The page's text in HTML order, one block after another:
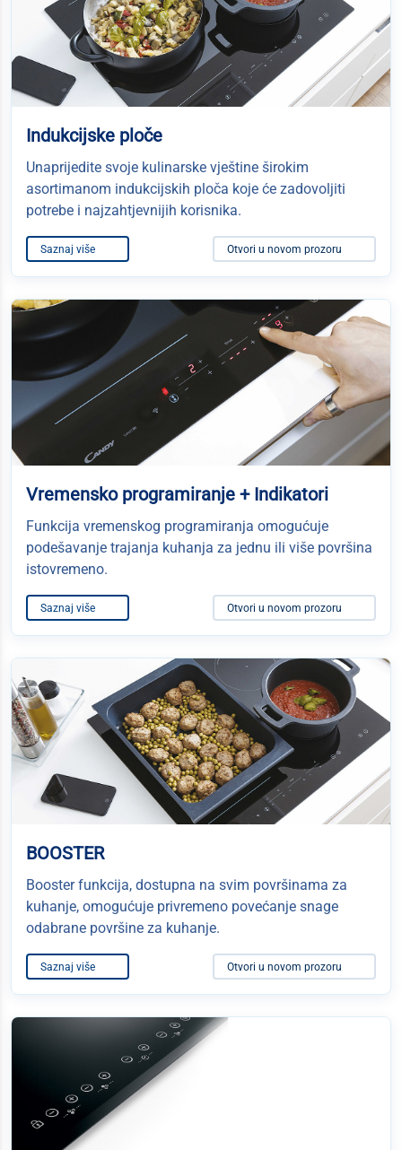
Indukcijske ploče
Unaprijedite svoje kulinarske vještine širokim
asortimanom indukcijskih ploča koje će zadovoljiti
potrebe i najzahtjevnijih korisnika.
Saznaj više Otvori u novom prozoru
Vremensko programiranje + Indikatori
Funkcija vremenskog programiranja omogućuje
podešavanje trajanja kuhanja za jednu ili više površina
istovremeno.
Saznaj više Otvori u novom prozoru
BOOSTER
Booster funkcija, dostupna na svim površinama za
kuhanje, omogućuje privremeno povećanje snage
odabrane površine za kuhanje.
Saznaj više Otvori u novom prozoru